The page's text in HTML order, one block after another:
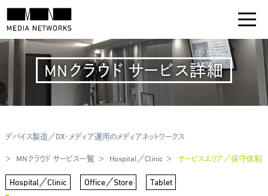
MNクラウド サービス詳細
デバイス製造／DX・メディア運用のメディアネットワークス
MNクラウド サービス一覧 Hospital／Clinic サービスエリア／保守体制
Hospital／Clinic Office／Store Tablet